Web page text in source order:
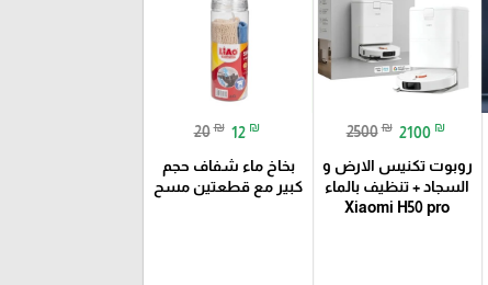
2500 ₪ 2100 ₪
روبوت تكنيس الارض و
السجاد + تنظيف بالماء
Xiaomi H50 pro
20 ₪ 12 ₪
بخاخ ماء شفاف حجم
كبير مع قطعتين مسح